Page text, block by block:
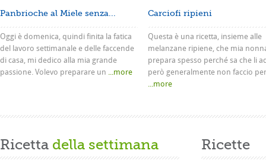
Panbrioche al Miele senza...
Oggi è domenica, quindi finita la fatica
del lavoro settimanale e delle faccende
di casa, mi dedico alla mia grande
passione. Volevo preparare un ...more
Carciofi ripieni
Questa è una ricetta, insieme alle
melanzane ripiene, che mia
prepara spesso perché sa che li
però generalmente non faccio
...more
Ricetta della settimana Ricette